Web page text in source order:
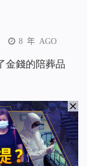
8 年 AGO
金錢的陪葬品